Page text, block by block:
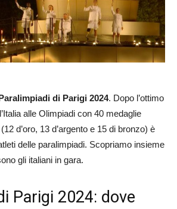
di Parigi 2024. Dopo l’ottimo
alle Olimpiadi con 40 medaglie
d’oro, 13 d’argento e 15 di bronzo) è
delle paralimpiadi. Scopriamo insieme
gli italiani in gara.
Parigi 2024: dove